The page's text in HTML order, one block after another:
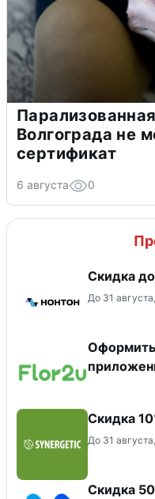
Волгограда не
сертификат
6 августа 0
Скидка
До 31
Оформить
Скидка
До 31
Скидка